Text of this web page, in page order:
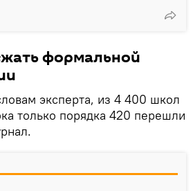
формальной
эксперта, из 4 400 школ
только порядка 420 перешли